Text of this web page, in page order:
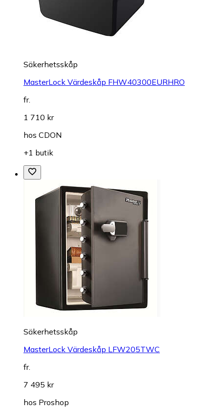
Säkerhetsskåp
MasterLock Värdeskåp FHW40300EURHRO
fr.
1 710 kr
hos CDON
+1 butik
Säkerhetsskåp
MasterLock Värdeskåp LFW205TWC
fr.
7 495 kr
hos Proshop